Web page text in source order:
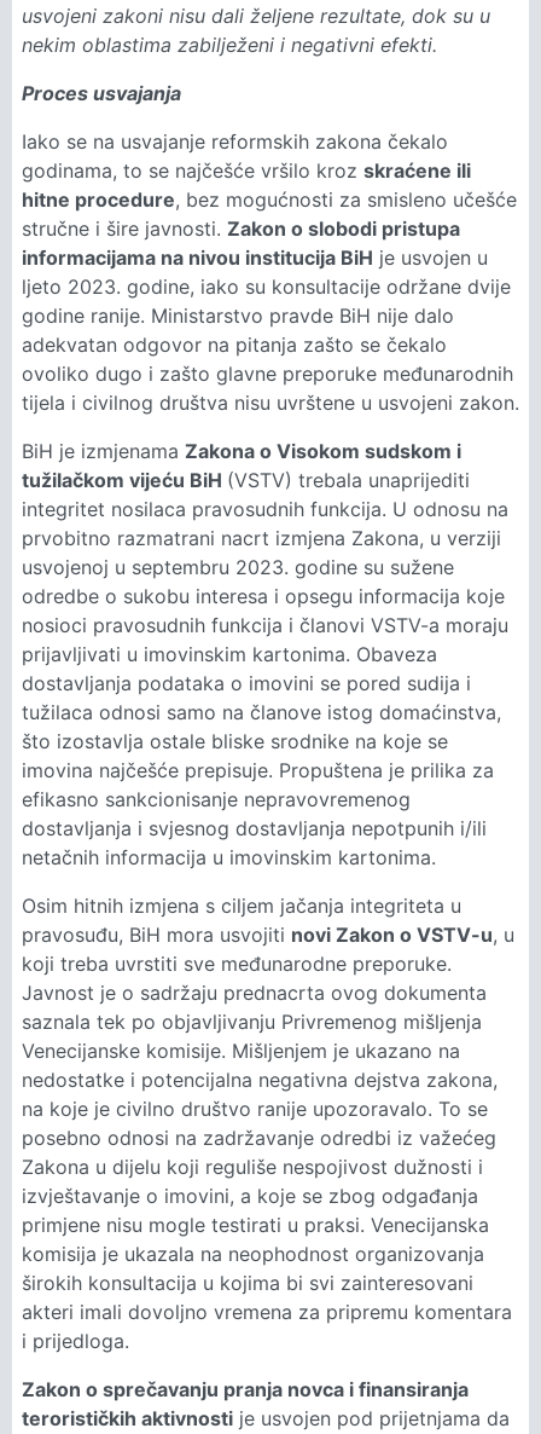
usvojeni zakoni nisu dali željene rezultate, dok su u
nekim oblastima zabilježeni i negativni efekti.
Proces usvajanja
Iako se na usvajanje reformskih zakona čekalo
godinama, to se najčešće vršilo kroz skraćene ili
hitne procedure, bez mogućnosti za smisleno učešće
stručne i šire javnosti. Zakon o slobodi pristupa
informacijama na nivou institucija BiH je usvojen u
ljeto 2023. godine, iako su konsultacije održane dvije
godine ranije. Ministarstvo pravde BiH nije dalo
adekvatan odgovor na pitanja zašto se čekalo
ovoliko dugo i zašto glavne preporuke međunarodnih
tijela i civilnog društva nisu uvrštene u usvojeni zakon.
BiH je izmjenama Zakona o Visokom sudskom i
tužilačkom vijeću BiH (VSTV) trebala unaprijediti
integritet nosilaca pravosudnih funkcija. U odnosu na
prvobitno razmatrani nacrt izmjena Zakona, u verziji
usvojenoj u septembru 2023. godine su sužene
odredbe o sukobu interesa i opsegu informacija koje
nosioci pravosudnih funkcija i članovi VSTV-a moraju
prijavljivati u imovinskim kartonima. Obaveza
dostavljanja podataka o imovini se pored sudija i
tužilaca odnosi samo na članove istog domaćinstva,
što izostavlja ostale bliske srodnike na koje se
imovina najčešće prepisuje. Propuštena je prilika za
efikasno sankcionisanje nepravovremenog
dostavljanja i svjesnog dostavljanja nepotpunih i/ili
netačnih informacija u imovinskim kartonima.
Osim hitnih izmjena s ciljem jačanja integriteta u
pravosuđu, BiH mora usvojiti novi Zakon o VSTV-u, u
koji treba uvrstiti sve međunarodne preporuke.
Javnost je o sadržaju prednacrta ovog dokumenta
saznala tek po objavljivanju Privremenog mišljenja
Venecijanske komisije. Mišljenjem je ukazano na
nedostatke i potencijalna negativna dejstva zakona,
na koje je civilno društvo ranije upozoravalo. To se
posebno odnosi na zadržavanje odredbi iz važećeg
Zakona u dijelu koji reguliše nespojivost dužnosti i
izvještavanje o imovini, a koje se zbog odgađanja
primjene nisu mogle testirati u praksi. Venecijanska
komisija je ukazala na neophodnost organizovanja
širokih konsultacija u kojima bi svi zainteresovani
akteri imali dovoljno vremena za pripremu komentara
i prijedloga.
Zakon o sprečavanju pranja novca i finansiranja
terorističkih aktivnosti je usvojen pod prijetnjama da